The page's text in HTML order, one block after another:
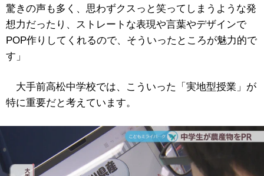
驚きの声も多く、思わずクスっと笑ってしまうような発
想力だったり、ストレートな表現や言葉やデザインで
POP作りしてくれるので、そういったところが魅力的で
す」
大手前高松中学校では、こういった「実地型授業」が
特に重要だと考えています。